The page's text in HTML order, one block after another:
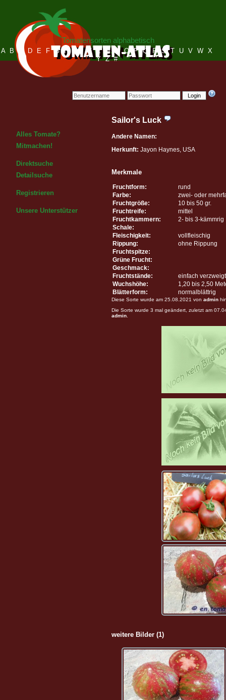
Login
Tomatensorten alphabetisch
A B C D E F G H I J K L M N O P Q R S T U V W X
Y Z #
Alles Tomate?
Mitmachen!
Direktsuche
Detailsuche
Registrieren
Unsere Unterstützer
Sailor's Luck
Andere Namen:
Herkunft: Jayon Haynes, USA
Merkmale
Fruchtform:
rund
Farbe:
zwei- oder
Fruchtgröße:
10 bis 50 gr.
Fruchtreife:
mittel
Fruchtkammern:
2- bis 3-kämmrig
Schale:
Fleischigkeit:
vollfleischig
Rippung:
ohne Rippung
Fruchtspitze:
Grüne Frucht:
Geschmack:
Fruchtstände:
einfach verzweigt
Wuchshöhe:
1,20 bis 2,50
Blätterform:
normalblättrig
Diese Sorte wurde am 25.08.2021 von admin
Die Sorte wurde 3 mal geändert, zuletzt am
admin
weitere Bilder (1)